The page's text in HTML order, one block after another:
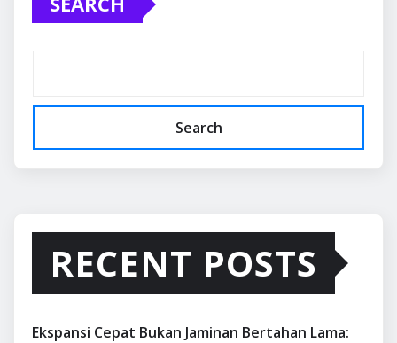
Search
RECENT POSTS
Ekspansi Cepat Bukan Jaminan Bertahan Lama: